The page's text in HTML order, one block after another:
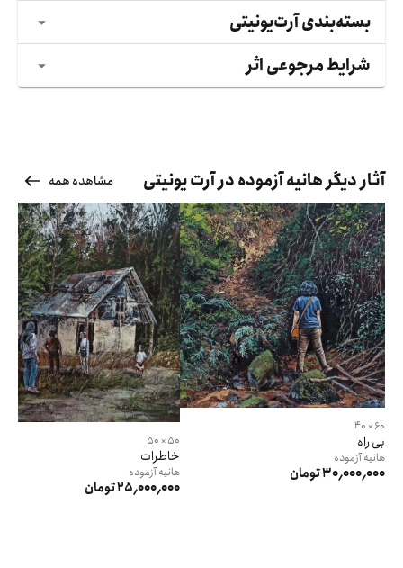
بسته‌بندی آرت‌یونیتی
شرایط مرجوعی اثر
آثار دیگر هانیه آزموده در آرت یونیتی مشاهده همه
60 × 40
بی راه
هانیهآزموده
30٬000٬000 تومان
50 × 50
خاطرات
هانیهآزموده
25٬000٬000 تومان